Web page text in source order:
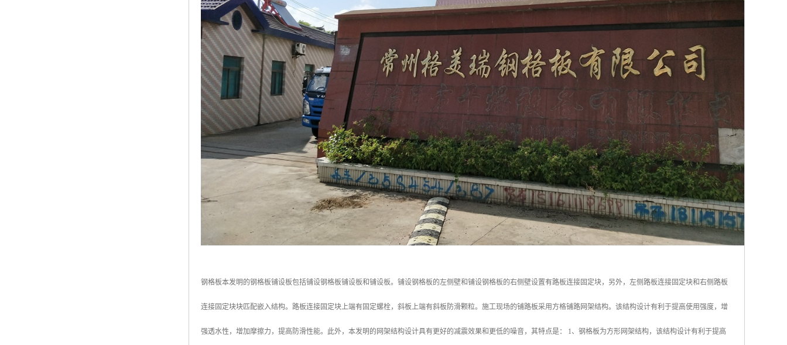
钢格板本发明的钢格板铺设板包括铺设钢格板铺设板和铺设板。铺设钢格板的左侧壁和铺设钢格板的右侧壁设置有路板连接固定块，另外，左侧路板连接固定块和右侧路板
连接固定块块匹配嵌入结构。路板连接固定块上端有固定螺栓，斜板上端有斜板防滑颗粒。施工现场的铺路板采用方格铺路网架结构。该结构设计有利于提高使用强度，增
强透水性，增加摩擦力，提高防滑性能。此外，本发明的网架结构设计具有更好的减震效果和更低的噪音，其特点是： 1、钢格板为方形网架结构，该结构设计有利于提高